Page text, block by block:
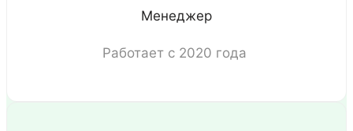
Менеджер
Работает с 2020 года